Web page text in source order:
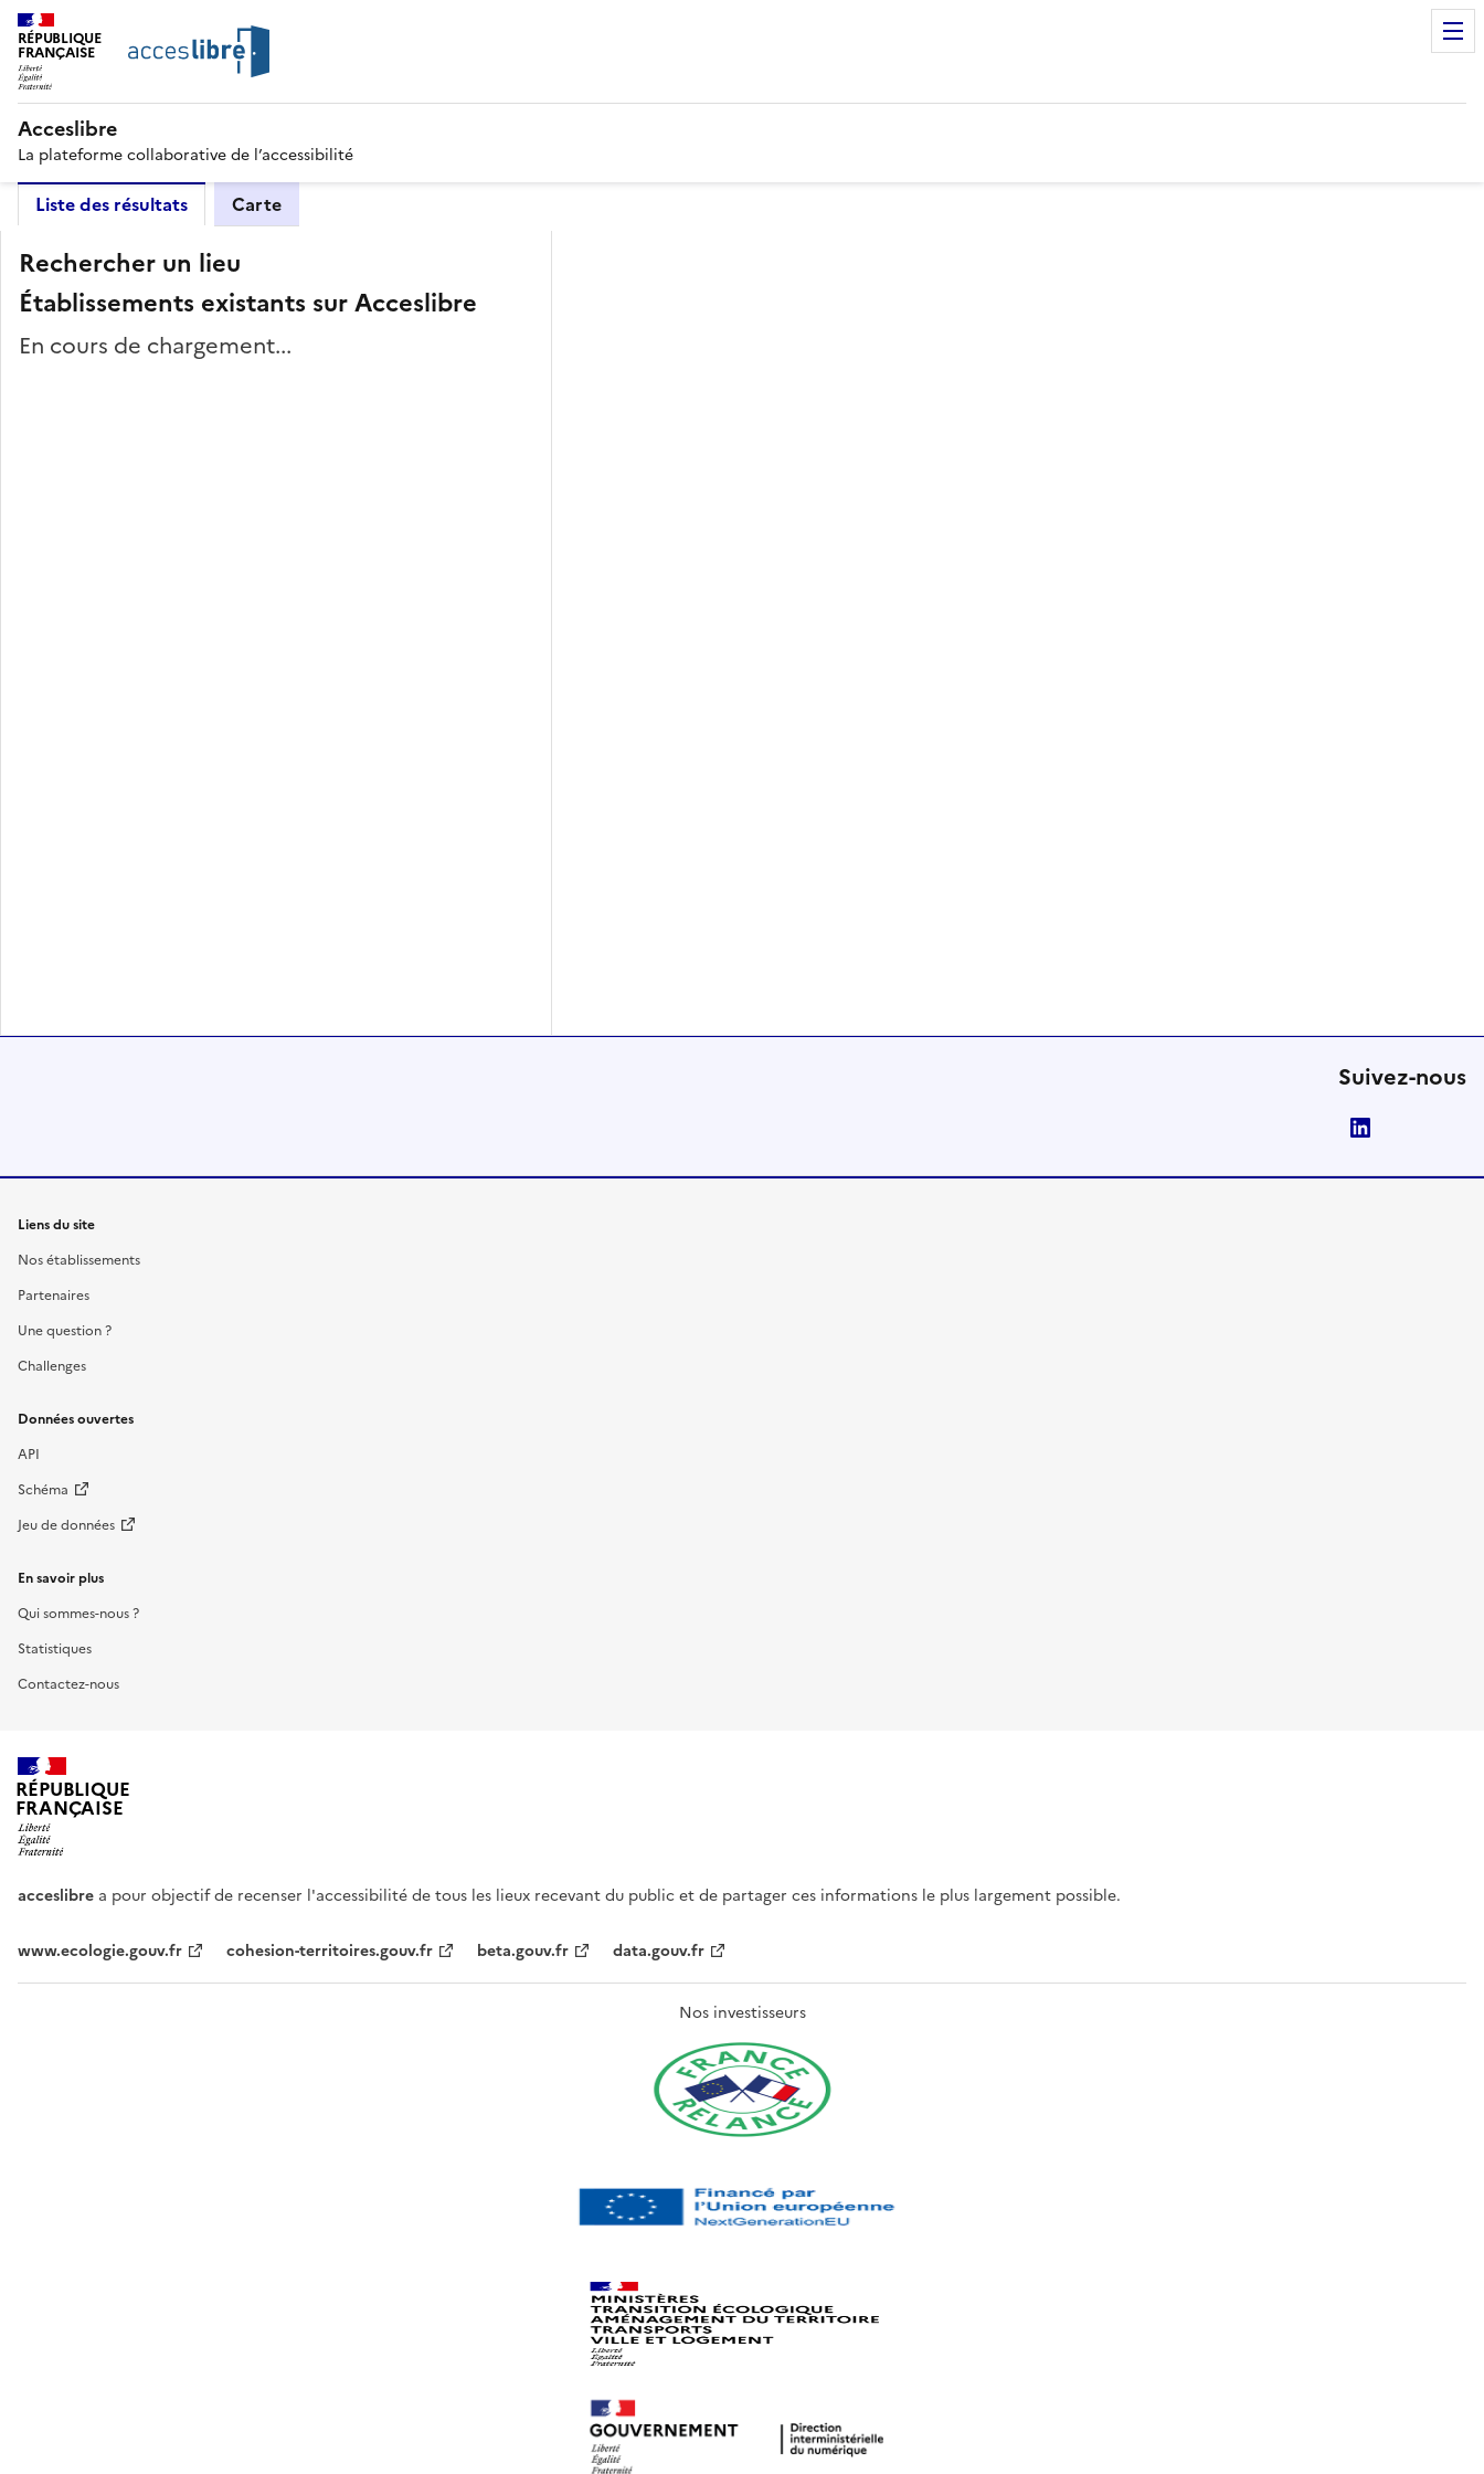
RÉPUBLIQUE
FRANÇAISE
Acceslibre
La plateforme collaborative de l’accessibilité
Liste des résultats Carte
Rechercher un lieu
Établissements existants sur Acceslibre
En cours de chargement...
Suivez-nous
Liens du site
Nos établissements
Partenaires
Une question ?
Challenges
Données ouvertes
API
Schéma
Jeu de données
En savoir plus
Qui sommes-nous ?
Statistiques
Contactez-nous
RÉPUBLIQUE
FRANÇAISE
acceslibre a pour objectif de recenser l'accessibilité de tous les lieux recevant du public et de partager ces informations le plus largement possible.
www.ecologie.gouv.fr cohesion-territoires.gouv.fr beta.gouv.fr data.gouv.fr
Nos investisseurs